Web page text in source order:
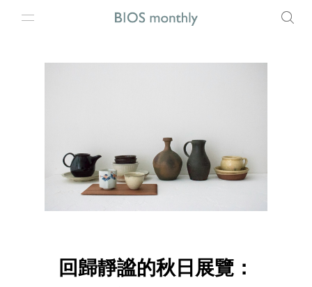
回歸靜謐的秋日展覽：